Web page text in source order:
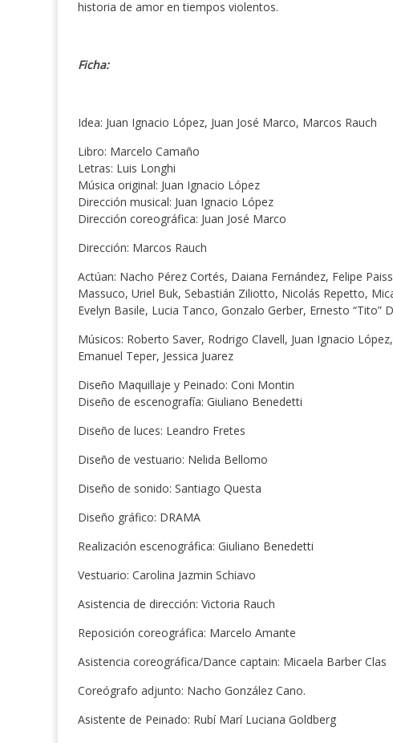
historia de amor en tiempos violentos.
Ficha:
Idea: Juan Ignacio López, Juan José Marco, Marcos Rauch
Libro: Marcelo Camaño
Letras: Luis Longhi
Música original: Juan Ignacio López
Dirección musical: Juan Ignacio López
Dirección coreográfica: Juan José Marco
Dirección: Marcos Rauch
Actúan: Nacho Pérez Cortés, Daiana Fernández, Felipe
Massuco, Uriel Buk, Sebastián Ziliotto, Nicolás Repetto,
Evelyn Basile, Lucia Tanco, Gonzalo Gerber, Ernesto “Tito”
Músicos: Roberto Saver, Rodrigo Clavell, Juan Ignacio
Emanuel Teper, Jessica Juarez
Diseño Maquillaje y Peinado: Coni Montin
Diseño de escenografía: Giuliano Benedetti
Diseño de luces: Leandro Fretes
Diseño de vestuario: Nelida Bellomo
Diseño de sonido: Santiago Questa
Diseño gráfico: DRAMA
Realización escenográfica: Giuliano Benedetti
Vestuario: Carolina Jazmin Schiavo
Asistencia de dirección: Victoria Rauch
Reposición coreográfica: Marcelo Amante
Asistencia coreográfica/Dance captain: Micaela Barber Clas
Coreógrafo adjunto: Nacho González Cano.
Asistente de Peinado: Rubí Marí Luciana Goldberg